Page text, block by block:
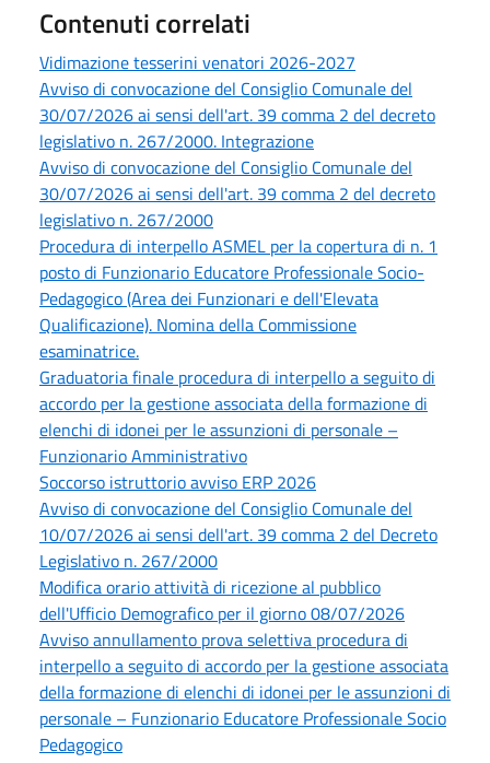
Contenuti correlati
Vidimazione tesserini venatori 2026-2027
Avviso di convocazione del Consiglio Comunale del
30/07/2026 ai sensi dell'art. 39 comma 2 del decreto
legislativo n. 267/2000. Integrazione
Avviso di convocazione del Consiglio Comunale del
30/07/2026 ai sensi dell'art. 39 comma 2 del decreto
legislativo n. 267/2000
Procedura di interpello ASMEL per la copertura di n. 1
posto di Funzionario Educatore Professionale Socio-
Pedagogico (Area dei Funzionari e dell'Elevata
Qualificazione). Nomina della Commissione
esaminatrice.
Graduatoria finale procedura di interpello a seguito di
accordo per la gestione associata della formazione di
elenchi di idonei per le assunzioni di personale –
Funzionario Amministrativo
Soccorso istruttorio avviso ERP 2026
Avviso di convocazione del Consiglio Comunale del
10/07/2026 ai sensi dell'art. 39 comma 2 del Decreto
Legislativo n. 267/2000
Modifica orario attività di ricezione al pubblico
dell'Ufficio Demografico per il giorno 08/07/2026
Avviso annullamento prova selettiva procedura di
interpello a seguito di accordo per la gestione associata
della formazione di elenchi di idonei per le assunzioni di
personale – Funzionario Educatore Professionale Socio
Pedagogico